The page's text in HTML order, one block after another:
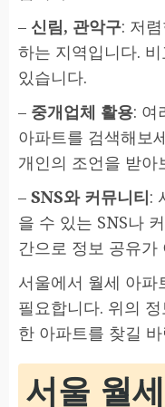
– 신림, 관악구: 저
하는 지역입니다.
있습니다.
– 중개업체 활용: 여
아파트를 검색해보
개인의 조언을 받아
– SNS와 커뮤니티:
을 수 있는 SNS나
간으로 정보 공유가
서울에서 월세 아파
필요합니다. 위의
한 아파트를 찾길
서울 월